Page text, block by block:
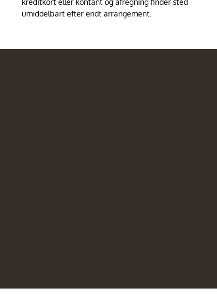
kreditkort eller kontant og afregning finder sted
umiddelbart efter endt arrangement.